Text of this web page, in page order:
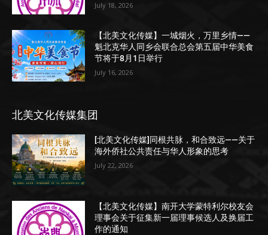
July 18, 2026
【北美文化传媒】一城烟火，万里乡情——
魁北克华人同乡会联合总会第五届中华美食
节将于8月1日举行
July 16, 2026
北美文化传媒集团
[北美文化传媒]同根共脉，和合致远——关于
海外侨社公共责任与华人形象的思考
July 22, 2026
【北美文化传媒】南开大学蒙特利尔校友会
理事会关于征集新一届理事候选人及换届工
作的通知